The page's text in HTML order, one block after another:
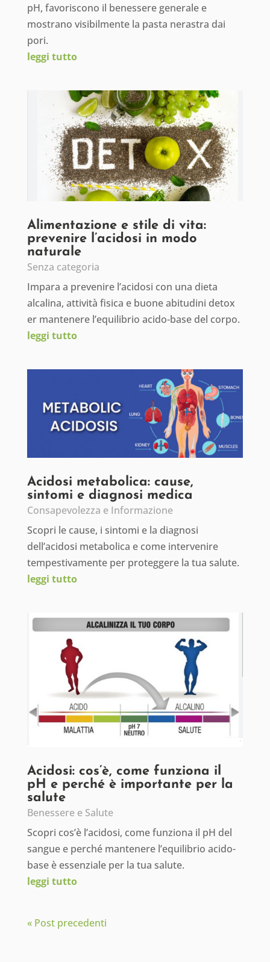
pH, favoriscono il benessere generale e
mostrano visibilmente la pasta nerastra dai
pori.
leggi tutto
Alimentazione e stile di vita:
prevenire l’acidosi in modo
naturale
Senza categoria
Impara a prevenire l’acidosi con una dieta
alcalina, attività fisica e buone abitudini detox
er mantenere l’equilibrio acido-base del corpo.
leggi tutto
Acidosi metabolica: cause,
sintomi e diagnosi medica
Consapevolezza e Informazione
Scopri le cause, i sintomi e la diagnosi
dell’acidosi metabolica e come intervenire
tempestivamente per proteggere la tua salute.
leggi tutto
Acidosi: cos’è, come funziona il
pH e perché è importante per la
salute
Benessere e Salute
Scopri cos’è l’acidosi, come funziona il pH del
sangue e perché mantenere l’equilibrio acido-
base è essenziale per la tua salute.
leggi tutto
« Post precedenti